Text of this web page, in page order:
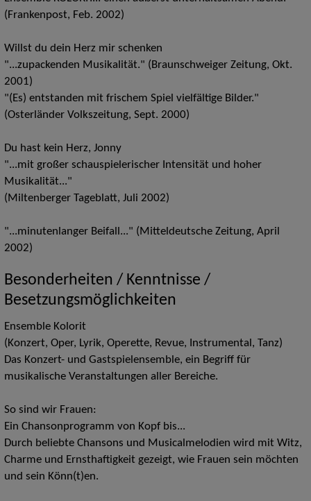
(Frankenpost, Feb. 2002)
Willst du dein Herz mir schenken
"...zupackenden Musikalität." (Braunschweiger Zeitung, Okt.
2001)
"(Es) entstanden mit frischem Spiel vielfältige Bilder."
(Osterländer Volkszeitung, Sept. 2000)
Du hast kein Herz, Jonny
"...mit großer schauspielerischer Intensität und hoher
Musikalität..."
(Miltenberger Tageblatt, Juli 2002)
"...minutenlanger Beifall..." (Mitteldeutsche Zeitung, April
2002)
Besonderheiten / Kenntnisse /
Besetzungsmöglichkeiten
Ensemble Kolorit
(Konzert, Oper, Lyrik, Operette, Revue, Instrumental, Tanz)
Das Konzert- und Gastspielensemble, ein Begriff für
musikalische Veranstaltungen aller Bereiche.
So sind wir Frauen:
Ein Chansonprogramm von Kopf bis...
Durch beliebte Chansons und Musicalmelodien wird mit Witz,
Charme und Ernsthaftigkeit gezeigt, wie Frauen sein möchten
und sein Könn(t)en.